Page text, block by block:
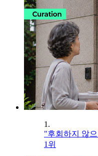
1.
"후회하지 않
1위